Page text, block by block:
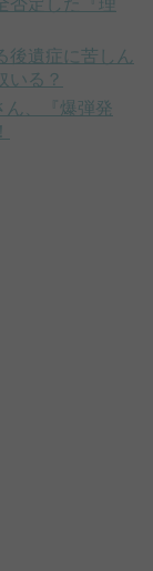
否定した『理
後遺症に苦しん
いる？
ん、『爆弾発